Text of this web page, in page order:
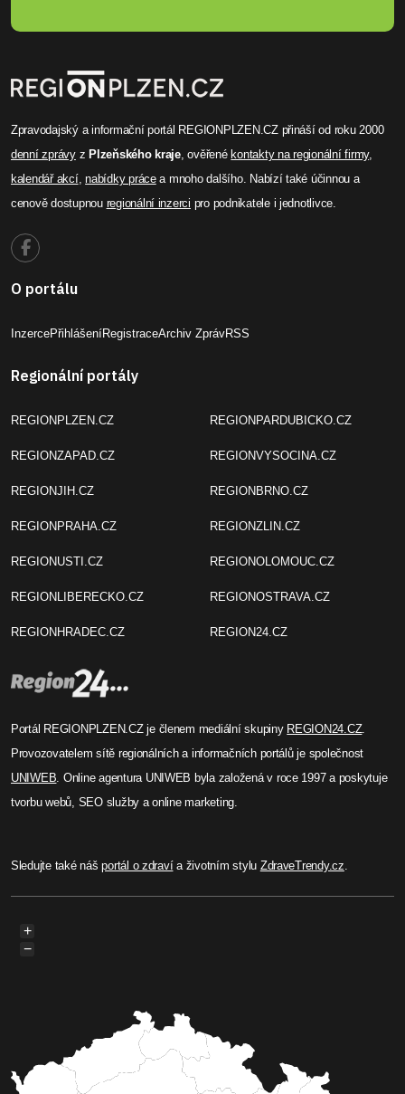
Zpravodajský a informační portál REGIONPLZEN.CZ přináší od roku 2000
denní zprávyzPlzeňského kraje, ověřenékontakty na regionální firmy,
kalendář akcí,nabídky prácea mnoho dalšího. Nabízí také účinnou a
cenově dostupnou regionální inzerci pro podnikatele i jednotlivce.
O portálu
InzercePřihlášeníRegistraceArchiv ZprávRSS
Regionální portály
REGIONPLZEN.CZ
REGIONZAPAD.CZ
REGIONJIH.CZ
REGIONPRAHA.CZ
REGIONUSTI.CZ
REGIONLIBERECKO.CZ
REGIONHRADEC.CZ
REGIONPARDUBICKO.CZ
REGIONVYSOCINA.CZ
REGIONBRNO.CZ
REGIONZLIN.CZ
REGIONOLOMOUC.CZ
REGIONOSTRAVA.CZ
REGION24.CZ
Portál REGIONPLZEN.CZ je členem mediální skupiny REGION24.CZ.
Provozovatelem sítě regionálních a informačních portálů je společnost
UNIWEB . Online agentura UNIWEB byla založená v roce 1997 a poskytuje
tvorbu webů, SEO služby a online marketing.
Sledujte také nášportál o zdravía životním stylu ZdraveTrendy.cz
+
−